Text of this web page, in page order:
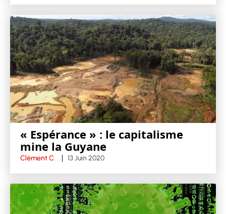
« Espérance » : le capitalisme
mine la Guyane
Clément C. 13 Juin 2020